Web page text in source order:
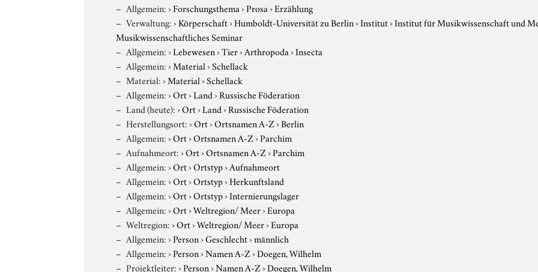
Allgemein:›Forschungsthema›Prosa›Erzählung
Verwaltung:›Körperschaft›Humboldt-Universität zu Berlin›Institut›Institut für Musikwissenschaft und
Musikwissenschaftliches Seminar
Allgemein:›Lebewesen›Tier›Arthropoda›Insecta
Allgemein:›Material›Schellack
Material:›Material›Schellack
Allgemein:›Ort›Land›Russische Föderation
Land (heute):›Ort›Land›Russische Föderation
Herstellungsort:›Ort›Ortsnamen A-Z›Berlin
Allgemein:›Ort›Ortsnamen A-Z›Parchim
Aufnahmeort:›Ort›Ortsnamen A-Z›Parchim
Allgemein:›Ort›Ortstyp›Aufnahmeort
Allgemein:›Ort›Ortstyp›Herkunftsland
Allgemein:›Ort›Ortstyp›Internierungslager
Allgemein:›Ort›Weltregion/ Meer›Europa
Weltregion:›Ort›Weltregion/ Meer›Europa
Allgemein:›Person›Geschlecht›männlich
Allgemein:›Person›Namen A-Z›Doegen, Wilhelm
Projektleiter:›Person›Namen A-Z›Doegen, Wilhelm